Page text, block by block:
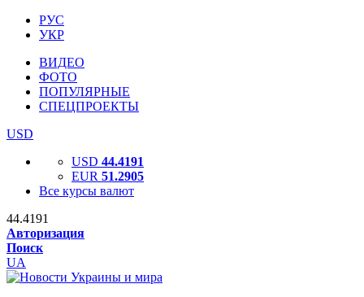
РУС
УКР
ВИДЕО
ФОТО
ПОПУЛЯРНЫЕ
СПЕЦПРОЕКТЫ
USD
USD 44.4191
EUR 51.2905
Все курсы валют
44.4191
Авторизация
Поиск
UA